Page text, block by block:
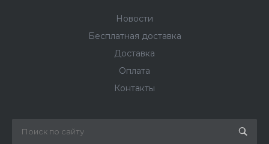
Новости
Бесплатная доставка
Доставка
Оплата
Контакты